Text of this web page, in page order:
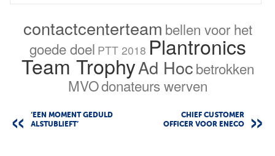
contactcenterteam bellen voor het
goede doel PTT 2018 Plantronics
Team TrophyAd Hocbetrokken
MVOdonateurs werven
‘EEN MOMENT GEDULD
ALSTUBLIEFT’
CHIEF CUSTOMER
OFFICER VOOR ENECO